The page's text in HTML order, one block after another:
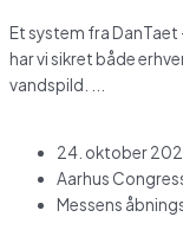
Et system fra DanTaet
har vi sikret både
vandspild. ...
24. oktober
Aarhus
Messens